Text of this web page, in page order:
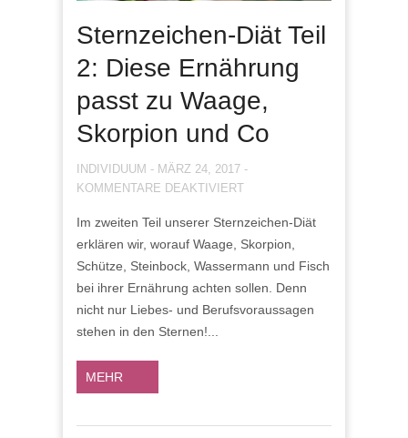
Sternzeichen-Diät Teil
2: Diese Ernährung
passt zu Waage,
Skorpion und Co
INDIVIDUUM - MÄRZ 24, 2017 -
KOMMENTARE DEAKTIVIERTFÜR
DIÄT
TEIL
2:
DIESE
Im zweiten Teil unserer Sternzeichen-Diät
erklären wir, worauf Waage, Skorpion,
Schütze, Steinbock, Wassermann und Fisch
bei ihrer Ernährung achten sollen. Denn
nicht nur Liebes- und Berufsvoraussagen
stehen in den Sternen!...
MEHR